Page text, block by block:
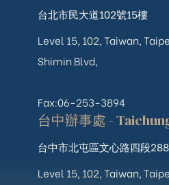
台北市民大道102號15樓
Level 15, 102, Taiwan,
Shimin Blvd,
Fax:06-253-3894
台中辦事處 -
台中市北屯區文心路四段
Level 15, 102, Taiwan,